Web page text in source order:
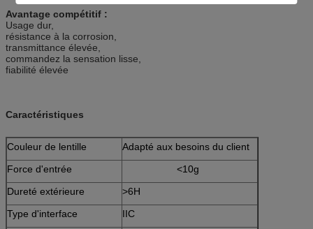
Avantage compétitif :
Usage dur,
résistance à la corrosion,
transmittance élevée,
commandez la sensation lisse,
fiabilité élevée
Caractéristiques
Couleur de lentille
Adapté aux besoins du client
Force d'entrée
<10g
Dureté extérieure
>6H
Type d'interface
IIC